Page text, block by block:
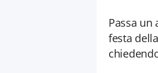
Passa un
festa